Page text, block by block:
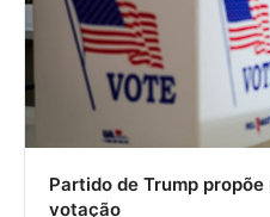
Partido de Trump
votação